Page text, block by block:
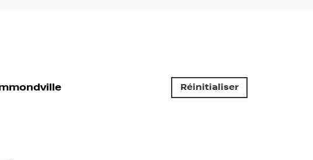
Réinitialiser